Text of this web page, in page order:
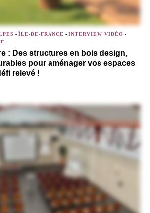
- ÎLE-DE-FRANCE - INTERVIEW VIDÉO -
: Des structures en bois design,
pour aménager vos espaces
relevé !